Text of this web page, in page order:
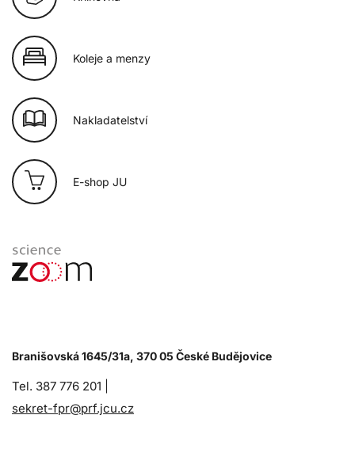
Koleje a menzy
Nakladatelství
E-shop JU
Branišovská 1645/31a, 370 05 České Budějovice
Tel. 387 776 201 |
sekret-fpr@prf.jcu.cz